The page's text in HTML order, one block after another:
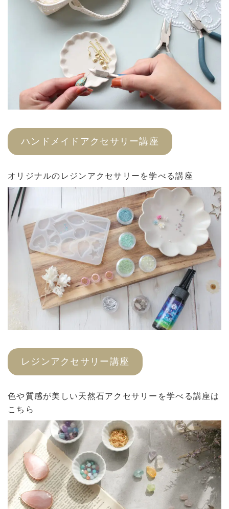
ハンドメイドアクセサリー講座
オリジナルのレジンアクセサリーを学べる講座
レジンアクセサリー講座
色や質感が美しい天然石アクセサリーを学べる講座は
こちら